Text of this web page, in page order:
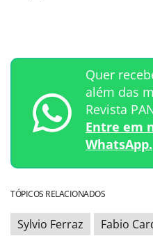
Quer
além das
Revista
Entre em
WhatsApp.
TÓPICOS RELACIONADOS
Sylvio Ferraz Fabio